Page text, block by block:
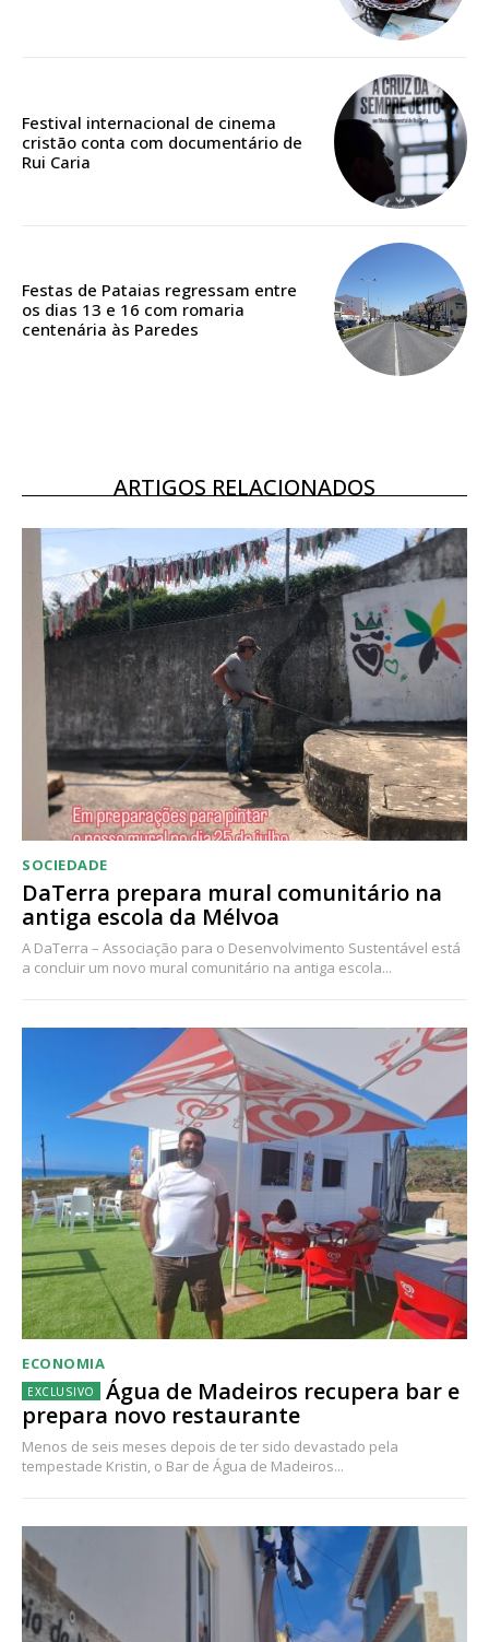
Edição em papel entregue à Quinta-feira em sua
Acesso aos conteúdos Exclusivos para
assinantes
12 meses
Acesso ao conteúdo online
Acesso aos conteúdos Exclusivos para
assinantes
Ofertas para assinatura anual
Escolha o plano
Festival internacional de cinema
cristão conta com documentário de
Rui Caria
Festas de Pataias regressam entre
os dias 13 e 16 com romaria
centenária às Paredes
ARTIGOS RELACIONADOS
SOCIEDADE
DaTerra prepara mural comunitário na
antiga escola da Mélvoa
A DaTerra – Associação para o Desenvolvimento Sustentável está
a concluir um novo mural comunitário na antiga escola...
ECONOMIA
Água de Madeiros recupera bar e
prepara novo restaurante
Menos de seis meses depois de ter sido devastado pela
tempestade Kristin, o Bar de Água de Madeiros...